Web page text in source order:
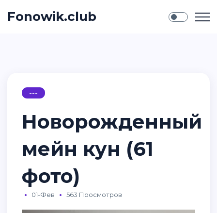
Fonowik.club
---
Новорожденный
мейн кун (61
фото)
01-Фев 563 Просмотров